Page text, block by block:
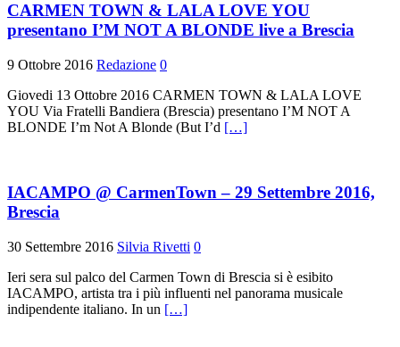
CARMEN TOWN & LALA LOVE YOU
presentano I’M NOT A BLONDE live a Brescia
9 Ottobre 2016 Redazione 0
Giovedi 13 Ottobre 2016 CARMEN TOWN & LALA LOVE
YOU Via Fratelli Bandiera (Brescia) presentano I’M NOT A
BLONDE I’m Not A Blonde (But I’d […]
IACAMPO @ CarmenTown – 29 Settembre 2016,
Brescia
30 Settembre 2016 Silvia Rivetti 0
Ieri sera sul palco del Carmen Town di Brescia si è esibito
IACAMPO, artista tra i più influenti nel panorama musicale
indipendente italiano. In un […]